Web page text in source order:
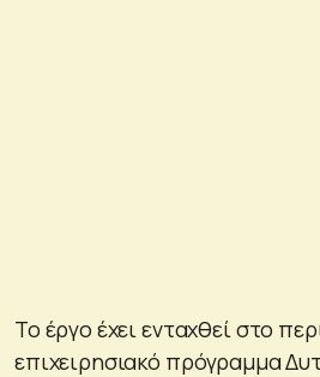
Το έργο έχει ενταχθεί στο
επιχειρησιακό πρόγραμμα